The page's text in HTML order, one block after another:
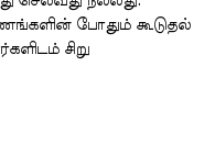
போதும் கூடுதல்
சிறு